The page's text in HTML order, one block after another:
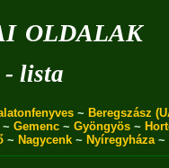
oldalak
- lista
~ Beregszász
~ Gemenc ~ Gyöngyös ~
~ Nagycenk~ Nyíregyháza~